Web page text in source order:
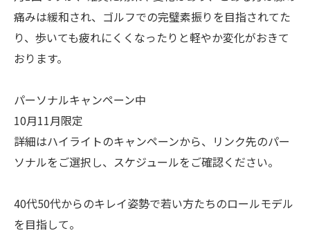
痛みは緩和され、ゴルフでの完璧素振りを目指されてた
り、歩いても疲れにくくなったりと軽やか変化がおきて
おります。
パーソナルキャンペーン中
10月11月限定
詳細はハイライトのキャンペーンから、リンク先のパー
ソナルをご選択し、スケジュールをご確認ください。
40代50代からのキレイ姿勢で若い方たちのロールモデル
を目指して。